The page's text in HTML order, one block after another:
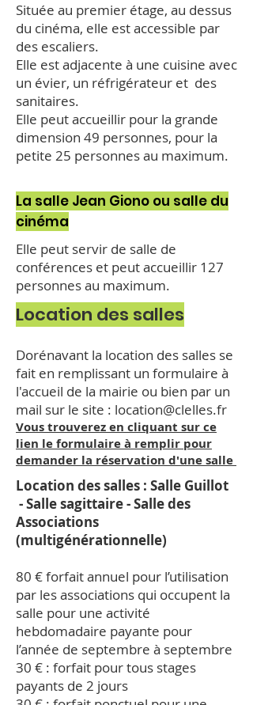
Située au premier étage, au dessus
du cinéma, elle est accessible par
des escaliers.
Elle est adjacente à une cuisine avec
un évier, un réfrigérateur et des
sanitaires.
Elle peut accueillir pour la grande
dimension 49 personnes, pour la
petite 25 personnes au maximum.
La salle Jean Giono ou salle du
cinéma
Elle peut servir de salle de
conférences et peut accueillir 127
personnes au maximum.
Location des salles
Dorénavant la location des salles se
fait en remplissant un formulaire à
l'accueil de la mairie ou bien par un
mail sur le site : location@clelles.fr
Vous trouverez en cliquant sur ce
lien le formulaire à remplir pour
demander la réservation d'une salle
Location des salles : Salle Guillot
- Salle sagittaire - Salle des
Associations
(multigénérationnelle)
80 € forfait annuel pour l’utilisation
par les associations qui occupent la
salle pour une activité
hebdomadaire payante pour
l’année de septembre à septembre
30 € : forfait pour tous stages
payants de 2 jours